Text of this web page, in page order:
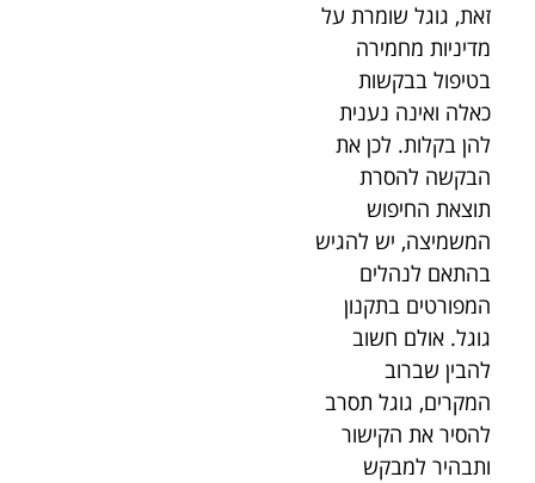
זאת, גוגל שומרת על
מדיניות מחמירה
בטיפול בבקשות
כאלה ואינה נענית
להן בקלות. לכן את
הבקשה להסרת
תוצאת החיפוש
המשמיצה, יש להגיש
בהתאם לנהלים
המפורטים בתקנון
גוגל. אולם חשוב
להבין שברוב
המקרים, גוגל תסרב
להסיר את הקישור
ותבהיר למבקש